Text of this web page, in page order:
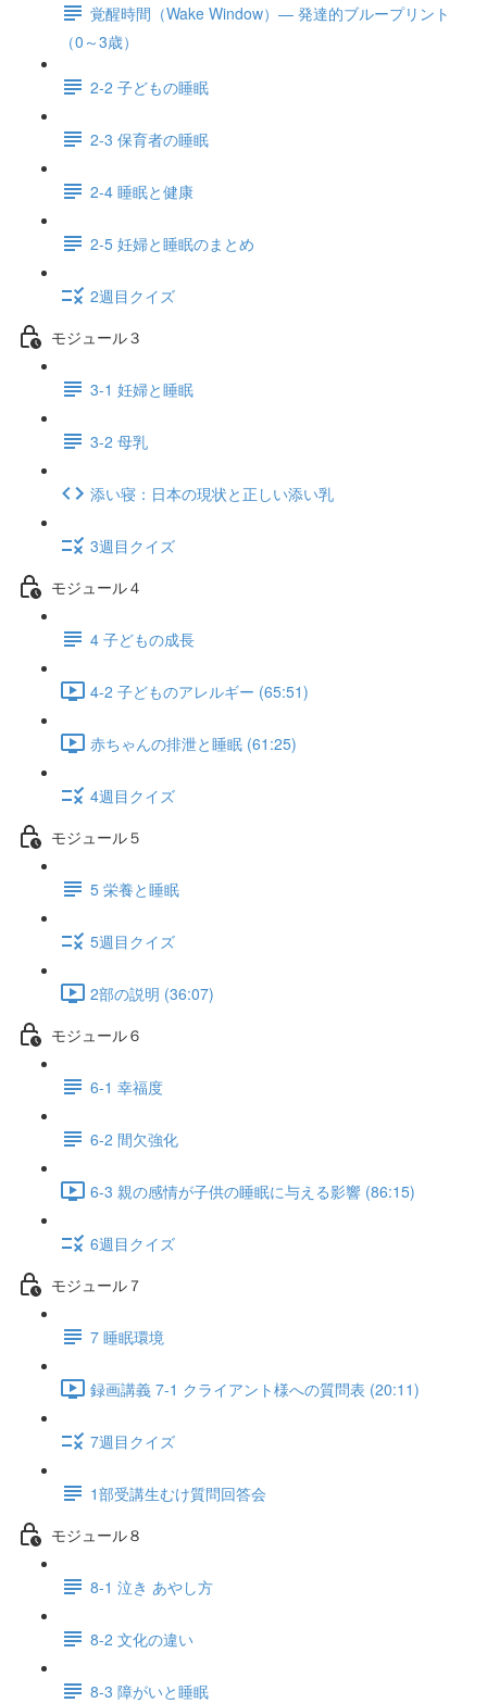
覚醒時間（Wake Window）— 発達的ブループリント
（0～3歳）
2-2 子どもの睡眠
2-3 保育者の睡眠
2-4 睡眠と健康
2-5 妊婦と睡眠のまとめ
2週目クイズ
モジュール３
3-1 妊婦と睡眠
3-2 母乳
添い寝：日本の現状と正しい添い乳
3週目クイズ
モジュール４
4 子どもの成長
4-2 子どものアレルギー (65:51)
赤ちゃんの排泄と睡眠 (61:25)
4週目クイズ
モジュール５
5 栄養と睡眠
5週目クイズ
2部の説明 (36:07)
モジュール６
6-1 幸福度
6-2 間欠強化
6-3 親の感情が子供の睡眠に与える影響 (86:15)
6週目クイズ
モジュール７
7 睡眠環境
録画講義 7-1 クライアント様への質問表 (20:11)
7週目クイズ
1部受講生むけ質問回答会
モジュール８
8-1 泣き あやし方
8-2 文化の違い
8-3 障がいと睡眠